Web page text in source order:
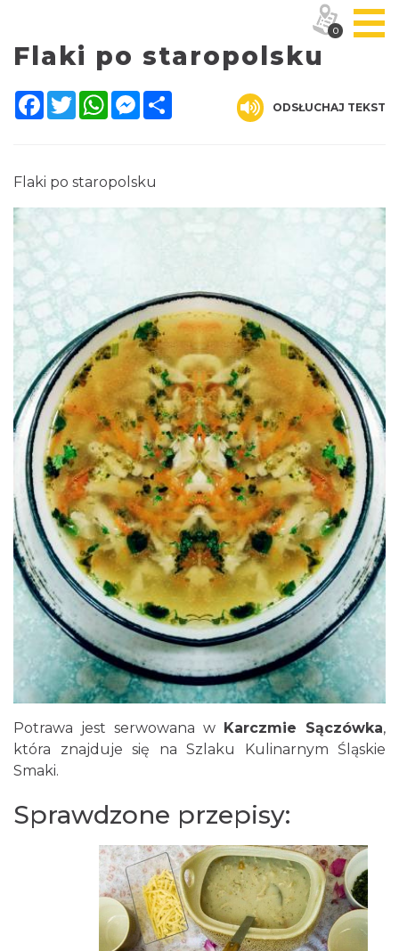
Flaki po staropolsku
Facebook
TwitterWhatsAppMessenger
ODSŁUCHAJ TEKST
Flaki po staropolsku
Potrawa jest serwowana w Karczmie Sączówka,
która znajduje się na Szlaku Kulinarnym Śląskie
Smaki.
Sprawdzone przepisy:
0